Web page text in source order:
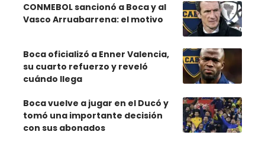
CONMEBOL sancionó a Boca y al
Vasco Arruabarrena: el motivo
Boca oficializó a Enner Valencia,
su cuarto refuerzo y reveló
cuándo llega
Boca vuelve a jugar en el Ducó y
tomó una importante decisión
con sus abonados